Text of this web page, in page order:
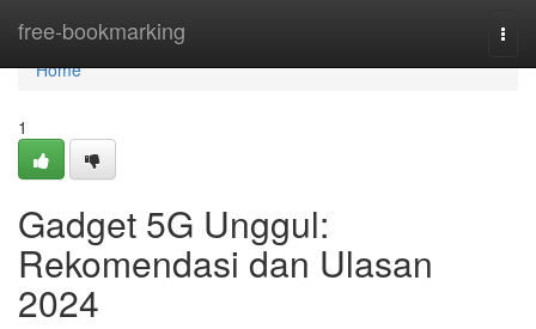
free-bookmarking
Home
Home
1
Gadget 5G Unggul:
Rekomendasi dan Ulasan
2024